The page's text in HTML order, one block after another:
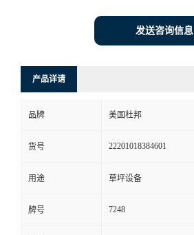
留
言
发送咨询信息
产品详请
品牌 美国杜邦
货号 22201018384601
用途 草坪设备
牌号 7248